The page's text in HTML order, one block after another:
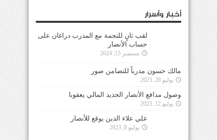
أخبار وأسرار
لقب ثانٍ للنجمة مع المدرب دراغان على
حساب الأنصار
سبتمبر 15, 2024
مالك حسون مدرباً للتضامن صور
يوليو 28, 2023
وصول مدافع الأنصار الجديد المالي يعقوبا
يوليو 12, 2023
علي علاء الدين يوقع للأنصار
يوليو 8, 2023